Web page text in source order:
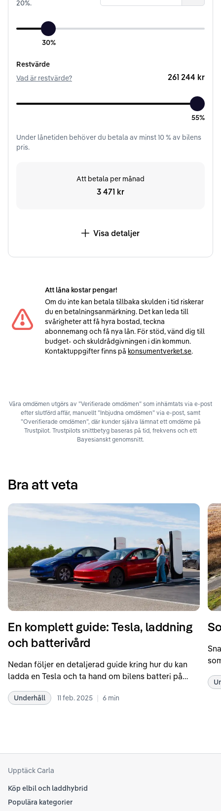
20%.
30%
Restvärde
Vad är restvärde?
261 244 kr
55%
Under lånetiden behöver du betala av minst10% av bilens
pris.
Att betala per månad
3 471 kr
Visa detaljer
Att låna kostar pengar!
Om du inte kan betala tillbaka skulden i tid riskerar
du en betalningsanmärkning. Det kan leda till
svårigheter att få hyra bostad, teckna
abonnemang och få nya lån. För stöd, vänd dig till
budget- och skuldrådgivningen i din kommun.
Kontaktuppgifter finns på konsumentverket.se.
Våra omdömen utgörs av ”Verifierade omdömen” som inhämtats via e-post
efter slutförd affär, manuellt ”Inbjudna omdömen” via e-post, samt
”Overifierade omdömen”, där kunder själva lämnat ett omdöme på
Trustpilot. Trustpilots snittbetyg baseras på tid, frekvens och ett
Bayesianskt genomsnitt.
Bra att veta
En komplett guide: Tesla, laddning
och batterivård
Nedan följer en detaljerad guide kring hur du kan
ladda en Tesla och ta hand om bilens batteri på
rekommendationer samt våra egna erfarenheter
Underhåll 11 feb. 2025 | 6 min
att
Upptäck Carla
Köp elbil och laddhybrid
Populära kategorier